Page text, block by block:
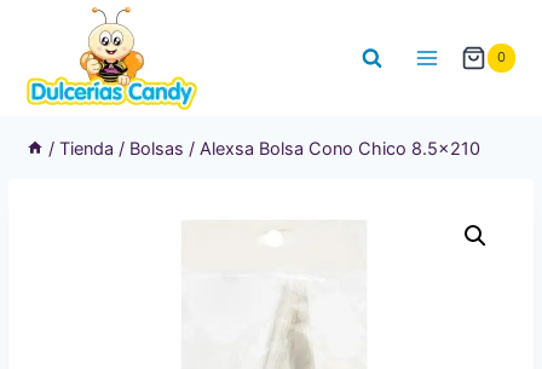
contenido
0
/ Tienda / Bolsas / Alexsa Bolsa Cono Chico 8.5×210